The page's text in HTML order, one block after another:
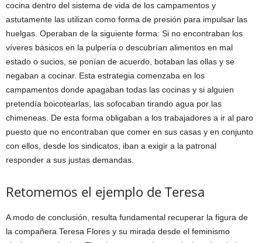
cocina dentro del sistema de vida de los campamentos y
astutamente las utilizan como forma de presión para impulsar las
huelgas. Operaban de la siguiente forma: Si no encontraban los
víveres básicos en la pulpería o descubrían alimentos en mal
estado o sucios, se ponían de acuerdo, botaban las ollas y se
negaban a cocinar. Esta estrategia comenzaba en los
campamentos donde apagaban todas las cocinas y si alguien
pretendía boicotearlas, las sofocaban tirando agua por las
chimeneas. De esta forma obligaban a los trabajadores a ir al paro
puesto que no encontraban que comer en sus casas y en conjunto
con ellos, desde los sindicatos, iban a exigir a la patronal
responder a sus justas demandas.
Retomemos el ejemplo de Teresa
A modo de conclusión, resulta fundamental recuperar la figura de
la compañera Teresa Flores y su mirada desde el feminismo